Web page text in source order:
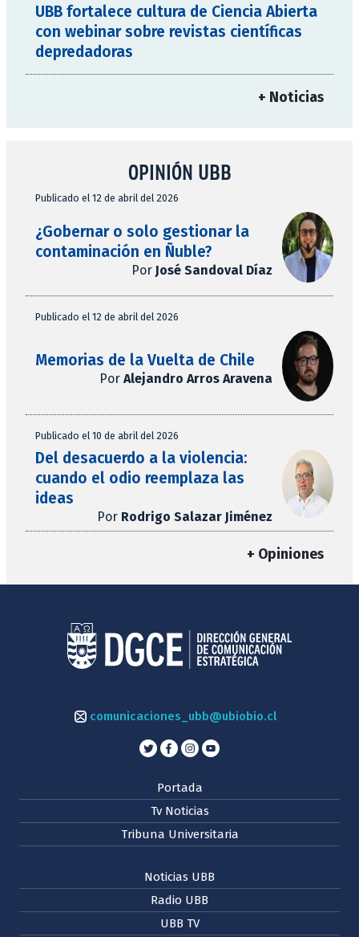
UBB fortalece cultura de Ciencia Abierta
con webinar sobre revistas científicas
depredadoras
+ Noticias
OPINIÓN UBB
Publicado el 12 de abril del 2026
¿Gobernar o solo gestionar la
contaminación en Ñuble?
Por José Sandoval Díaz
Publicado el 12 de abril del 2026
Memorias de la Vuelta de Chile
Por Alejandro Arros Aravena
Publicado el 10 de abril del 2026
Del desacuerdo a la violencia:
cuando el odio reemplaza las
ideas
Por Rodrigo Salazar Jiménez
+ Opiniones
comunicaciones_ubb@ubiobio.cl
Portada
Tv Noticias
Tribuna Universitaria
Noticias UBB
Radio UBB
UBB TV